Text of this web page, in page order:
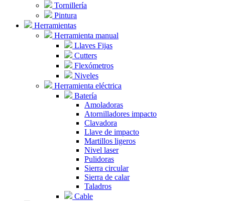
Tornillería
Pintura
Herramientas
Herramienta manual
Llaves Fijas
Cutters
Flexómetros
Niveles
Herramienta eléctrica
Batería
Amoladoras
Atornilladores impacto
Clavadora
Llave de impacto
Martillos ligeros
Nivel laser
Pulidoras
Sierra circular
Sierra de calar
Taladros
Cable